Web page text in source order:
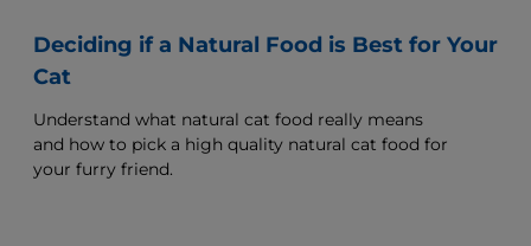
Deciding if a Natural Food is Best for Your
Cat
Understand what natural cat food really means
and how to pick a high quality natural cat food for
your furry friend.